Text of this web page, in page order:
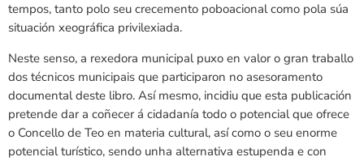
tempos, tanto polo seu crecemento poboacional como pola súa
situación xeográfica privilexiada.
Neste senso, a rexedora municipal puxo en valor o gran traballo
dos técnicos municipais que participaron no asesoramento
documental deste libro. Así mesmo, incidiu que esta publicación
pretende dar a coñecer á cidadanía todo o potencial que ofrece
o Concello de Teo en materia cultural, así como o seu enorme
potencial turístico, sendo unha alternativa estupenda e con